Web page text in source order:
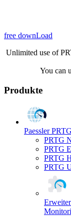
free downLoad
Unlimited use of
You can
Produkte
Paessler PRTG
PRTG
PRTG
PRTG
PRTG